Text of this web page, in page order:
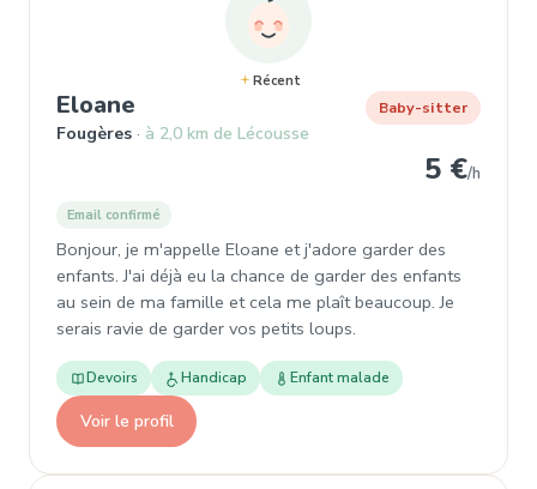
Récent
Eloane , Baby-sitter à Fougères
Fougères à 2,0 km de Lécousse
Baby-sitter
5 €/h
Email confirmé
Bonjour, je m'appelle Eloane et j'adore garder des
enfants. J'ai déjà eu la chance de garder des enfants
au sein de ma famille et cela me plaît beaucoup. Je
serais ravie de garder vos petits loups.
Devoirs Handicap Enfant malade
Voir le profil